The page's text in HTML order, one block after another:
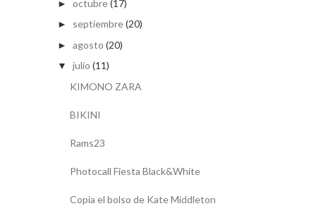
► octubre(17)
► septiembre(20)
► agosto (20)
▼ julio (11)
KIMONO ZARA
BIKINI
Rams23
Photocall Fiesta Black&White
Copia el bolso de Kate Middleton